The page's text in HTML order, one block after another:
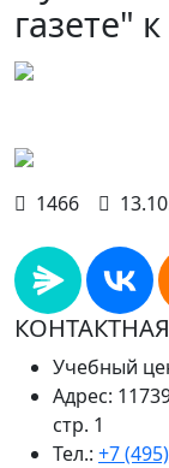
газете"
1466
Учебный
Адрес:
стр. 1
Тел.: +7